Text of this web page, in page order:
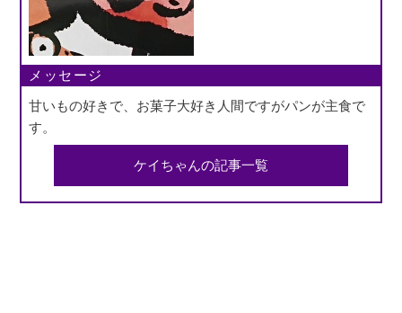
メッセージ
甘いもの好きで、お菓子大好き人間ですがパンが主食で
す。
ケイちゃんの記事一覧